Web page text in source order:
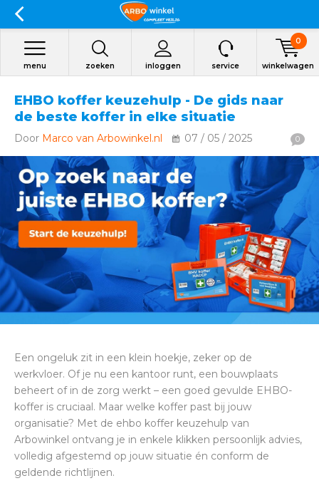
zoeken inloggen
menu service winkelwagen
0
EHBO koffer keuzehulp - De gids naar
de beste koffer in elke situatie
Door Marco van Arbowinkel.nl 07 / 05 / 2025 0
Een ongeluk zit in een klein hoekje, zeker op de
werkvloer. Of je nu een kantoor runt, een bouwplaats
beheert of in de zorg werkt – een goed gevulde EHBO-
koffer is cruciaal. Maar welke koffer past bij jouw
organisatie? Met de ehbo koffer keuzehulp van
Arbowinkel ontvang je in enkele klikken persoonlijk advies,
volledig afgestemd op jouw situatie én conform de
geldende richtlijnen.